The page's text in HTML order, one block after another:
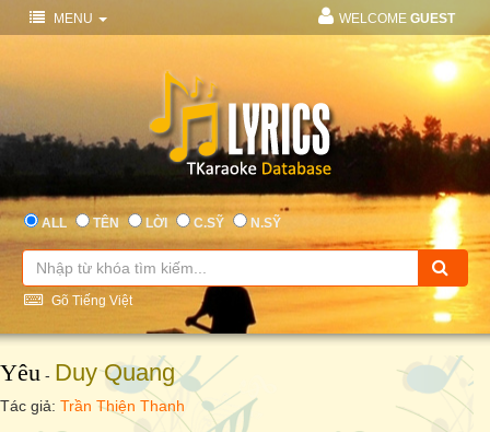
MENU WELCOME GUEST
ALL TÊN LỜI C.SỸ N.SỸ
Gõ Tiếng Việt
Yêu - Duy Quang
Tác giả: Trần Thiện Thanh